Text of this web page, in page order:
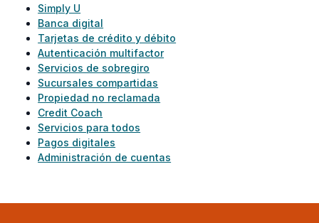
Simply U
Banca digital
Tarjetas de crédito y débito
Autenticación multifactor
Servicios de sobregiro
Sucursales compartidas
Propiedad no reclamada
Credit Coach
Servicios para todos
Pagos digitales
Administración de cuentas